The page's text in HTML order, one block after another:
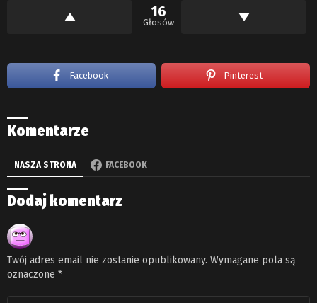
16
Głosów
Facebook Pinterest
Komentarze
NASZA STRONA FACEBOOK
Dodaj komentarz
Twój adres email nie zostanie opublikowany. Wymagane pola są
oznaczone *